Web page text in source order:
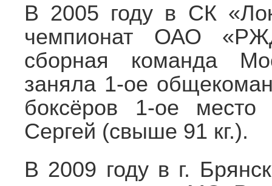
В 2005 году в СК
чемпионат ОАО
сборная команда
заняла 1-ое
боксёров 1-ое
Сергей (свыше 91 кг.).
В 2009 году в г.